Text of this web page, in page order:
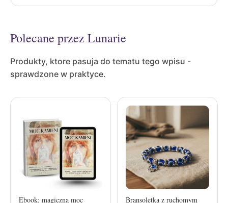
Polecane przez Lunarie
Produkty, ktore pasuja do tematu tego wpisu -
sprawdzone w praktyce.
Ebook: magiczna moc
Bransoletka z ruchomym